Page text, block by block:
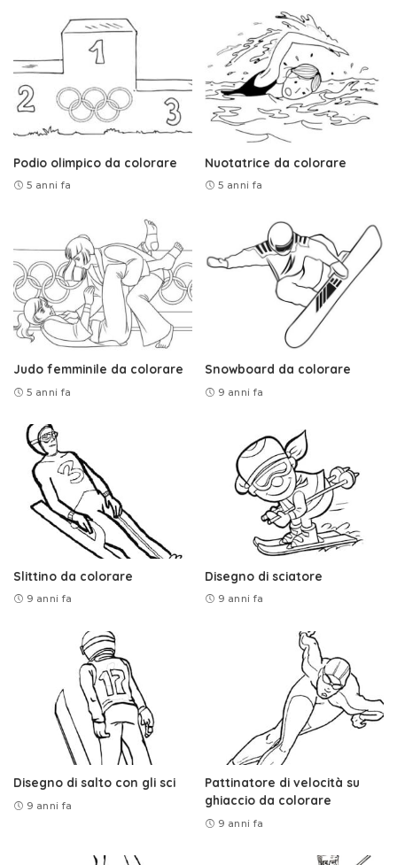
Podio olimpico da colorare
5 anni fa
Nuotatrice da colorare
5 anni fa
Judo femminile da colorare
5 anni fa
Snowboard da colorare
9 anni fa
Slittino da colorare
9 anni fa
Disegno di sciatore
9 anni fa
Disegno di salto con gli sci
9 anni fa
Pattinatore di velocità su
ghiaccio da colorare
9 anni fa